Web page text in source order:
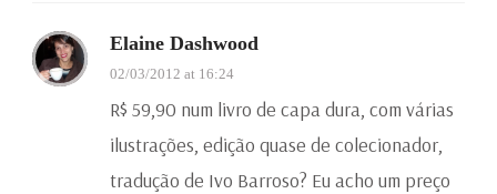
Elaine Dashwood
02/03/2012 at 16:24
R$ 59,90 num livro de capa dura, com várias
ilustrações, edição quase de colecionador,
tradução de Ivo Barroso? Eu acho um preço